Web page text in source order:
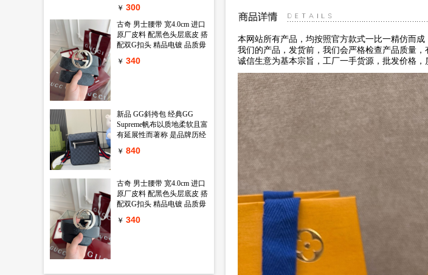
鲜花在天然母贝上绽放出璀
璨的淡粉金光 链条上还镶嵌
一颗闪耀的小钻石 绝对的气
质款 心动只在一瞬间
￥ 300
古奇 男士腰带 宽4.0cm 进口
原厂皮料 配黑色头层底皮 搭
配双G扣头 精品电镀 品质毋
装 送礼自用首选
￥ 340
新品 GG斜挎包 经典GG
Supreme帆布以质地柔软且富
有延展性而著称 是品牌历经
面料之一 该面料以超细纤维
魅力 同色调皮革滚边令整个
廓形愈发丰满 典藏条纹织带
则为整个设计注入一抹亮色
黑色GG Supreme帆布 黑色皮
￥ 840
古奇 男士腰带 宽4.0cm 进口
原厂皮料 配黑色头层底皮 搭
配双G扣头 精品电镀 品质毋
装 送礼自用首选
￥ 340
本网站所有产品，均按照官方款式一比一精仿而
我们的产品，发货前，我们会严格检查产品质量
诚信生意为基本宗旨，工厂一手货源，批发价格，